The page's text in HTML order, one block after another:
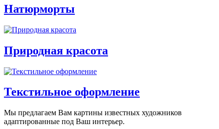
Натюрморты
Природная красота
Текстильное оформление
Мы предлагаем Вам картины известных художников
адаптированные под Ваш интерьер.